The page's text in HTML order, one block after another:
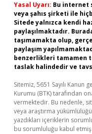
Yasal Uyarı: Bu internet
veya şahıs şirketi ile
Sitede yalnızca kendi
paylaşılmaktadır.
taşımamakta olup,
paylaşım
benzerlikleri tamamen
taslak halindedir ve
Sitemiz, 5651 Sayılı
Kurumu (BTK) tarafından
vermektedir. Bu nedenle,
veya araştırma
yazdıkları içeriklerin
bu sorumluluğu kabul etmiş